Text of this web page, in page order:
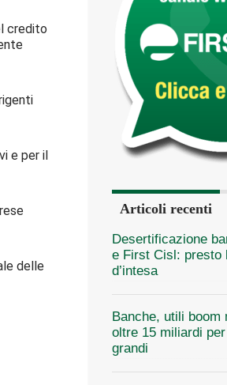
credito
e per il
delle
Articoli recenti
Desertificazione
e First Cisl: presto
d’intesa
Banche, utili boom
oltre 15 miliardi
grandi